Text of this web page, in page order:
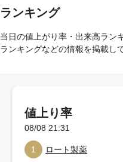
ランキング
当日の値上がり率・出来高ラン
ランキングなどの情報を掲載し